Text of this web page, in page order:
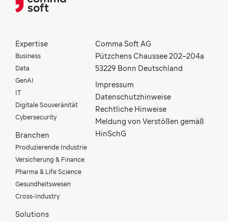
Expertise
Business
Data
GenAI
IT
Digitale Souveränität
Cybersecurity
Branchen
Produzierende Industrie
Versicherung & Finance
Pharma & Life Science
Gesundheitswesen
Cross-Industry
Solutions
Comma Soft AG
Pützchens Chaussee 202–204a
53229 Bonn Deutschland
Impressum
Datenschutzhinweise
Rechtliche Hinweise
Meldung von Verstößen gemäß
HinSchG